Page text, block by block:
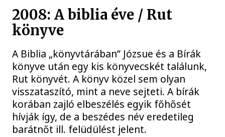
2008: A biblia éve / Rut
könyve
A Biblia „könyvtárában” Józsue és a Bírák
könyve után egy kis könyvecskét találunk,
Rut könyvét. A könyv közel sem olyan
visszataszító, mint a neve sejteti. A bírák
korában zajló elbeszélés egyik főhősét
hívják így, de a beszédes név eredetileg
barátnőt ill. felüdülést jelent.